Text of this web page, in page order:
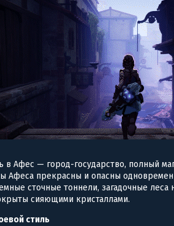
в Афес — город-государство, полный
Афеса прекрасны и опасны
сточные тоннели, загадочные
сияющими кристаллами.
стиль